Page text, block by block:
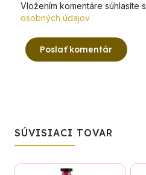
Vložením komentáre súhlasíte s
osobných údajov
Poslať komentár
SÚVISIACI TOVAR